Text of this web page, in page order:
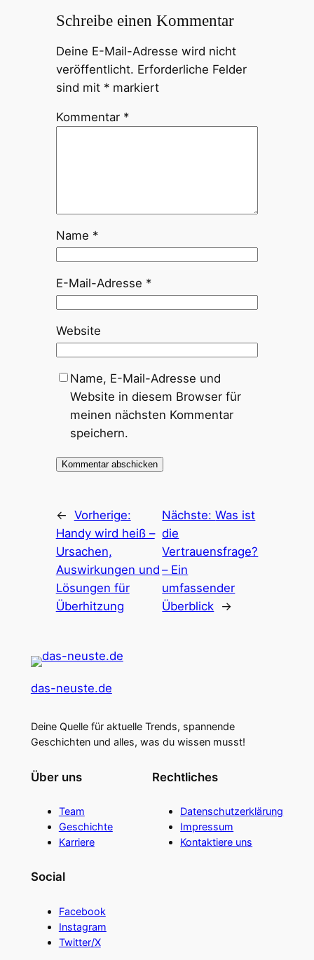
Schreibe einen Kommentar
Deine E-Mail-Adresse wird nicht
veröffentlicht. Erforderliche Felder
sind mit *markiert
Kommentar *
Name *
E-Mail-Adresse *
Website
Name, E-Mail-Adresse und
Website in diesem Browser für
meinen nächsten Kommentar
speichern.
← Vorherige:
Handy wird heiß –
Ursachen,
Auswirkungen und
Lösungen für
Überhitzung
Nächste:Was ist
die
Vertrauensfrage?
– Ein
umfassender
Überblick →
das-neuste.de
Deine Quelle für aktuelle Trends, spannende
Geschichten und alles, was du wissen musst!
Über uns
Team
Geschichte
Karriere
Rechtliches
Datenschutzerklärung
Impressum
Kontaktiere uns
Social
Facebook
Instagram
Twitter/X